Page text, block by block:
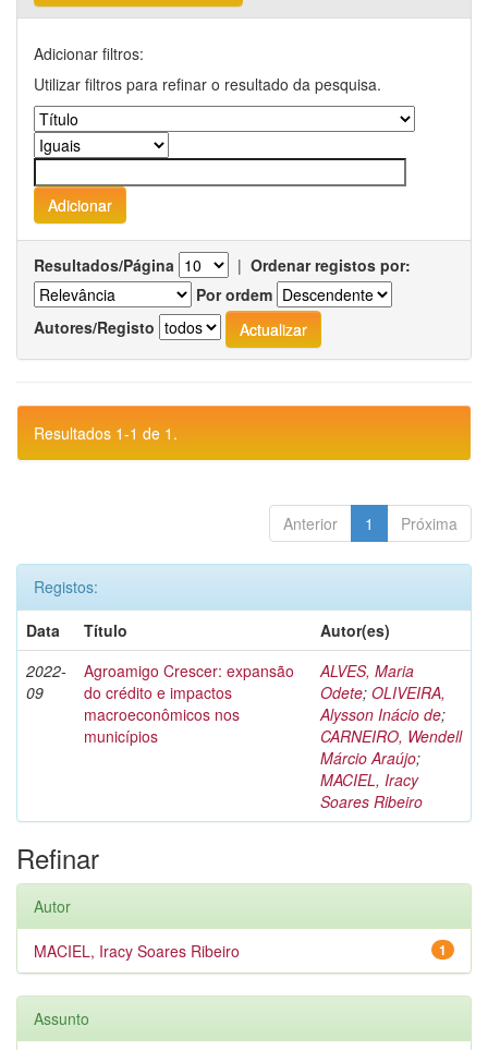
Adicionar filtros:
Utilizar filtros para refinar o resultado da pesquisa.
Resultados/Página | Ordenar registos por:
Por ordem
Autores/Registo
Resultados 1-1 de 1.
Anterior 1 Próxima
Registos:
Data
Título
Autor(es)
2022-
09
Agroamigo Crescer: expansão
do crédito e impactos
macroeconômicos nos
municípios
ALVES, Maria
Odete; OLIVEIRA,
Alysson Inácio de;
CARNEIRO, Wendell
Márcio Araújo;
MACIEL, Iracy
Soares Ribeiro
Refinar
Autor
1
MACIEL, Iracy Soares Ribeiro
Assunto